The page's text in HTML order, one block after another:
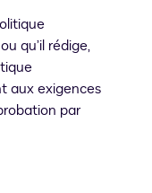
qu’il rédige,
aux exigences
par